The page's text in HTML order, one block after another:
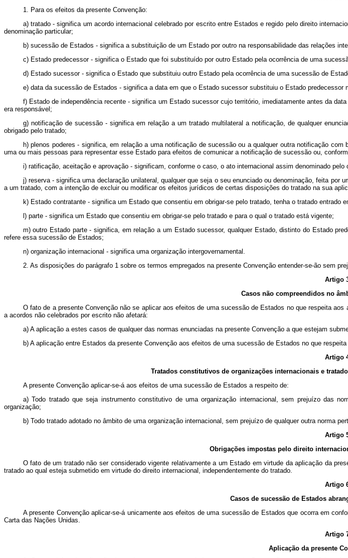
1. Para os efeitos da presente Convenção:
a) tratado - significa um acordo internacional celebrado por escrito entre Estados e regido pelo direito
denominação particular;
b) sucessão de Estados - significa a substituição de um Estado por outro na responsabilidade das relações
c) Estado predecessor - significa o Estado que foi substituído por outro Estado pela ocorrência de uma
d) Estado sucessor - significa o Estado que substituiu outro Estado pela ocorrência de uma sucessão de
e) data da sucessão de Estados - significa a data em que o Estado sucessor substituiu o Estado
f) Estado de independência recente - significa um Estado sucessor cujo território, imediatamente antes da
era responsável;
g) notificação de sucessão - significa em relação a um tratado multilateral a notificação, de qualquer
obrigado pelo tratado;
h) plenos poderes - significa, em relação a uma notificação de sucessão ou a qualquer outra notificação
uma ou mais pessoas para representar esse Estado para efeitos de comunicar a notificação de sucessão ou,
i) ratificação, aceitação e aprovação - significam, conforme o caso, o ato internacional assim denominado
j) reserva - significa uma declaração unilateral, qualquer que seja o seu enunciado ou denominação, feita
a um tratado, com a intenção de excluir ou modificar os efeitos jurídicos de certas disposições do tratado na sua
k) Estado contratante - significa um Estado que consentiu em obrigar-se pelo tratado, tenha o tratado entrado
l) parte - significa um Estado que consentiu em obrigar-se pelo tratado e para o qual o tratado está vigente;
m) outro Estado parte - significa, em relação a um Estado sucessor, qualquer Estado, distinto do Estado
refere essa sucessão de Estados;
n) organização internacional - significa uma organização intergovernamental.
2. As disposições do parágrafo 1 sobre os termos empregados na presente Convenção entender-se-ão sem
Artigo
Casos não compreendidos no
O fato de a presente Convenção não se aplicar aos efeitos de uma sucessão de Estados no que respeita
a acordos não celebrados por escrito não afetará:
a) A aplicação a estes casos de qualquer das normas enunciadas na presente Convenção a que estejam
b) A aplicação entre Estados da presente Convenção aos efeitos de uma sucessão de Estados no que
Artigo
Tratados constitutivos de organizações internacionais e
A presente Convenção aplicar-se-á aos efeitos de uma sucessão de Estados a respeito de:
a) Todo tratado que seja instrumento constitutivo de uma organização internacional, sem prejuízo das
organização;
b) Todo tratado adotado no âmbito de uma organização internacional, sem prejuízo de qualquer outra norma
Artigo
Obrigações impostas pelo direito
O fato de um tratado não ser considerado vigente relativamente a um Estado em virtude da aplicação da
tratado ao qual esteja submetido em virtude do direito internacional, independentemente do tratado.
Artigo
Casos de sucessão de Estados
A presente Convenção aplicar-se-á unicamente aos efeitos de uma sucessão de Estados que ocorra em
Carta das Nações Unidas.
Artigo
Aplicação da presente